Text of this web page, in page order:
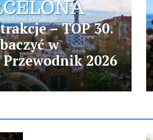
– TOP 30.
w
2026